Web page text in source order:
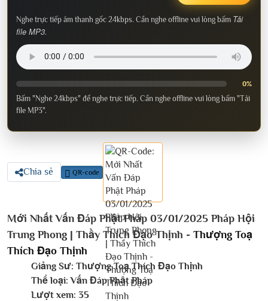
Nghe trực tiếp âm thanh gốc 24kbps. Cần nghe offline vui lòng bấm Tải
file MP3.
0%
Bấm "Nghe 24kbps" để nghe trực tiếp. Cần nghe offline vui lòng bấm "Tải
file MP3".
Chia sẻ QR-code
Mới Nhất Vấn Đáp Phật Pháp 03/01/2025 Pháp Hội
Trung Phong | Thầy Thích Đạo Thịnh - Thượng Toạ
Thích Đạo Thịnh
Giảng Sư: Thượng Toạ Thích Đạo Thịnh
Thể loại: Vấn Đáp Phật Pháp
Lượt xem: 35